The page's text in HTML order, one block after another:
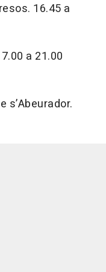
16.45 a
a 21.00
s’Abeurador.